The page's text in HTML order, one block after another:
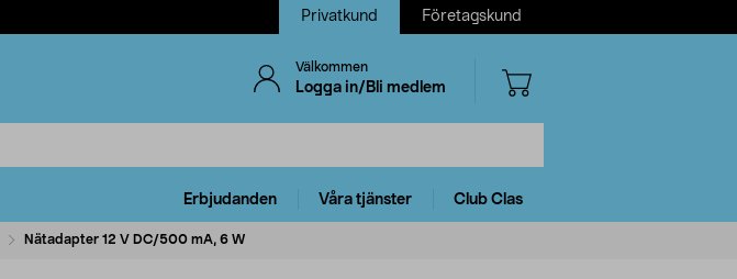
Privatkund Företagskund
Välkommen
Logga in/Bli medlem
Erbjudanden Våra tjänster Club Clas
Nätadapter 12 V DC/500 mA, 6 W